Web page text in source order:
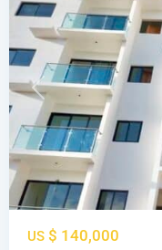
Previous
US $ 140,000